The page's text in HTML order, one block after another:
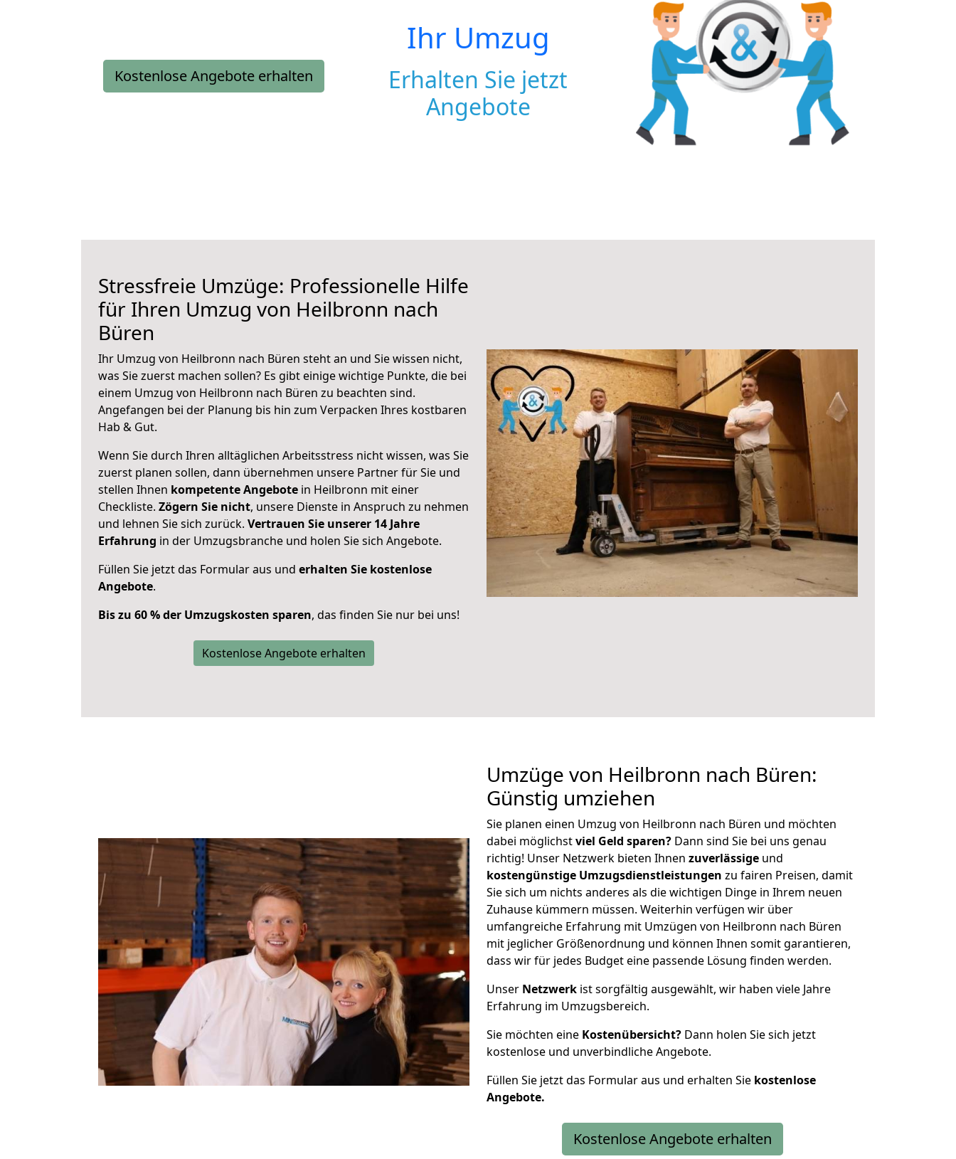
Kostenlose Angebote erhalten
Ihr Umzug
Erhalten Sie jetzt
Angebote
Stressfreie Umzüge: Professionelle Hilfe
für Ihren Umzug von Heilbronn nach
Büren
Ihr Umzug von Heilbronn nach Büren steht an und Sie wissen nicht,
was Sie zuerst machen sollen? Es gibt einige wichtige Punkte, die bei
einem Umzug von Heilbronn nach Büren zu beachten sind.
Angefangen bei der Planung bis hin zum Verpacken Ihres kostbaren
Hab & Gut.
Wenn Sie durch Ihren alltäglichen Arbeitsstress nicht wissen, was Sie
zuerst planen sollen, dann übernehmen unsere Partner für Sie und
stellen Ihnen kompetente Angebote in Heilbronn mit einer
Checkliste. Zögern Sie nicht, unsere Dienste in Anspruch zu nehmen
und lehnen Sie sich zurück. Vertrauen Sie unserer 14 Jahre
Erfahrung in der Umzugsbranche und holen Sie sich Angebote.
Füllen Sie jetzt das Formular aus und erhalten Sie kostenlose
Angebote.
Bis zu 60 % der Umzugskosten sparen, das finden Sie nur bei uns!
Kostenlose Angebote erhalten
Umzüge von Heilbronn nach Büren:
Günstig umziehen
Sie planen einen Umzug von Heilbronn nach Büren und möchten
dabei möglichstviel Geld sparen? Dann sind Sie bei uns genau
richtig! Unser Netzwerk bieten Ihnen zuverlässige und
kostengünstige Umzugsdienstleistungen zu fairen Preisen, damit
Sie sich um nichts anderes als die wichtigen Dinge in Ihrem neuen
Zuhause kümmern müssen. Weiterhin verfügen wir über
umfangreiche Erfahrung mit Umzügen von Heilbronn nach Büren
mit jeglicher Größenordnung und können Ihnen somit garantieren,
dass wir für jedes Budget eine passende Lösung finden werden.
Unser Netzwerk ist sorgfältig ausgewählt, wir haben viele Jahre
Erfahrung im Umzugsbereich.
Sie möchten eine Kostenübersicht? Dann holen Sie sich jetzt
kostenlose und unverbindliche Angebote.
Füllen Sie jetzt das Formular aus und erhalten Sie kostenlose
Angebote.
Kostenlose Angebote erhalten